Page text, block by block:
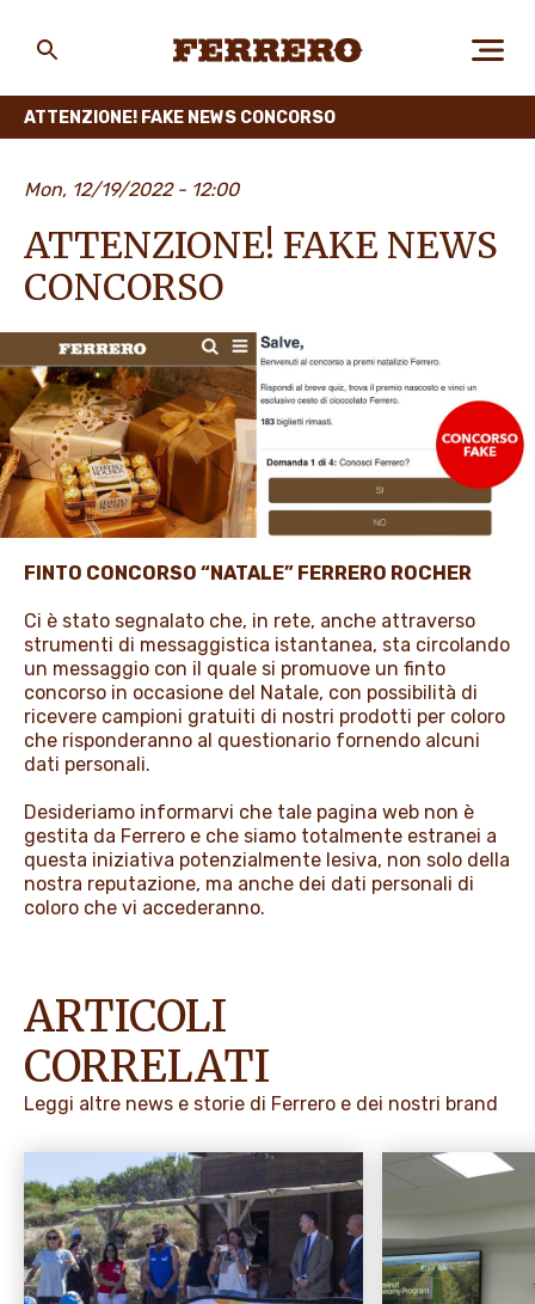
PERSONE E AMBIENTE
I NOSTRI PRODOTTI
LAVORA CON NOI
PROMOZIONI
NEWS & MEDIA
main
ATTENZIONE! FAKE NEWS CONCORSO
Mon, 12/19/2022 - 12:00
ATTENZIONE! FAKE NEWS
CONCORSO
FINTO CONCORSO “NATALE” FERRERO ROCHER
Ci è stato segnalato che, in rete, anche attraverso
strumenti di messaggistica istantanea, sta circolando
un messaggio con il quale si promuove un finto
concorso in occasione del Natale, con possibilità di
ricevere campioni gratuiti di nostri prodotti per coloro
che risponderanno al questionario fornendo alcuni
dati personali.
Desideriamo informarvi che tale pagina web non è
gestita da Ferrero e che siamo totalmente estranei a
questa iniziativa potenzialmente lesiva, non solo della
nostra reputazione, ma anche dei dati personali di
coloro che vi accederanno.
ARTICOLI
CORRELATI
Leggi altre news e storie di Ferrero e dei nostri brand